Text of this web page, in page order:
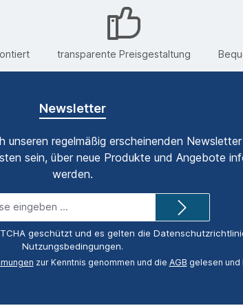
transparente Preisgestaltung
Newsletter
unseren regelmäßig erscheinenden
sein, über neue Produkte und Angebote
werden.
Mail-
Adresse*
geschützt und es gelten die
Nutzungsbedingungen.
zur Kenntnis genommen und die AGB gelesen und